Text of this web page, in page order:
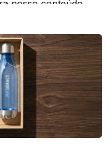
nosso conteúdo